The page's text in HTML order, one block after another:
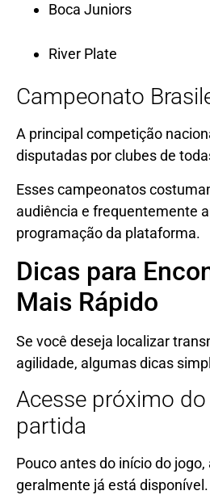
Boca Juniors
River Plate
Campeonato
A principal competição
disputadas por clubes de
Esses campeonatos
audiência e frequentemente
programação da plataforma.
Dicas para
Mais Rápido
Se você deseja localizar
agilidade, algumas dicas
Acesse próximo
partida
Pouco antes do início do
geralmente já está disponível.